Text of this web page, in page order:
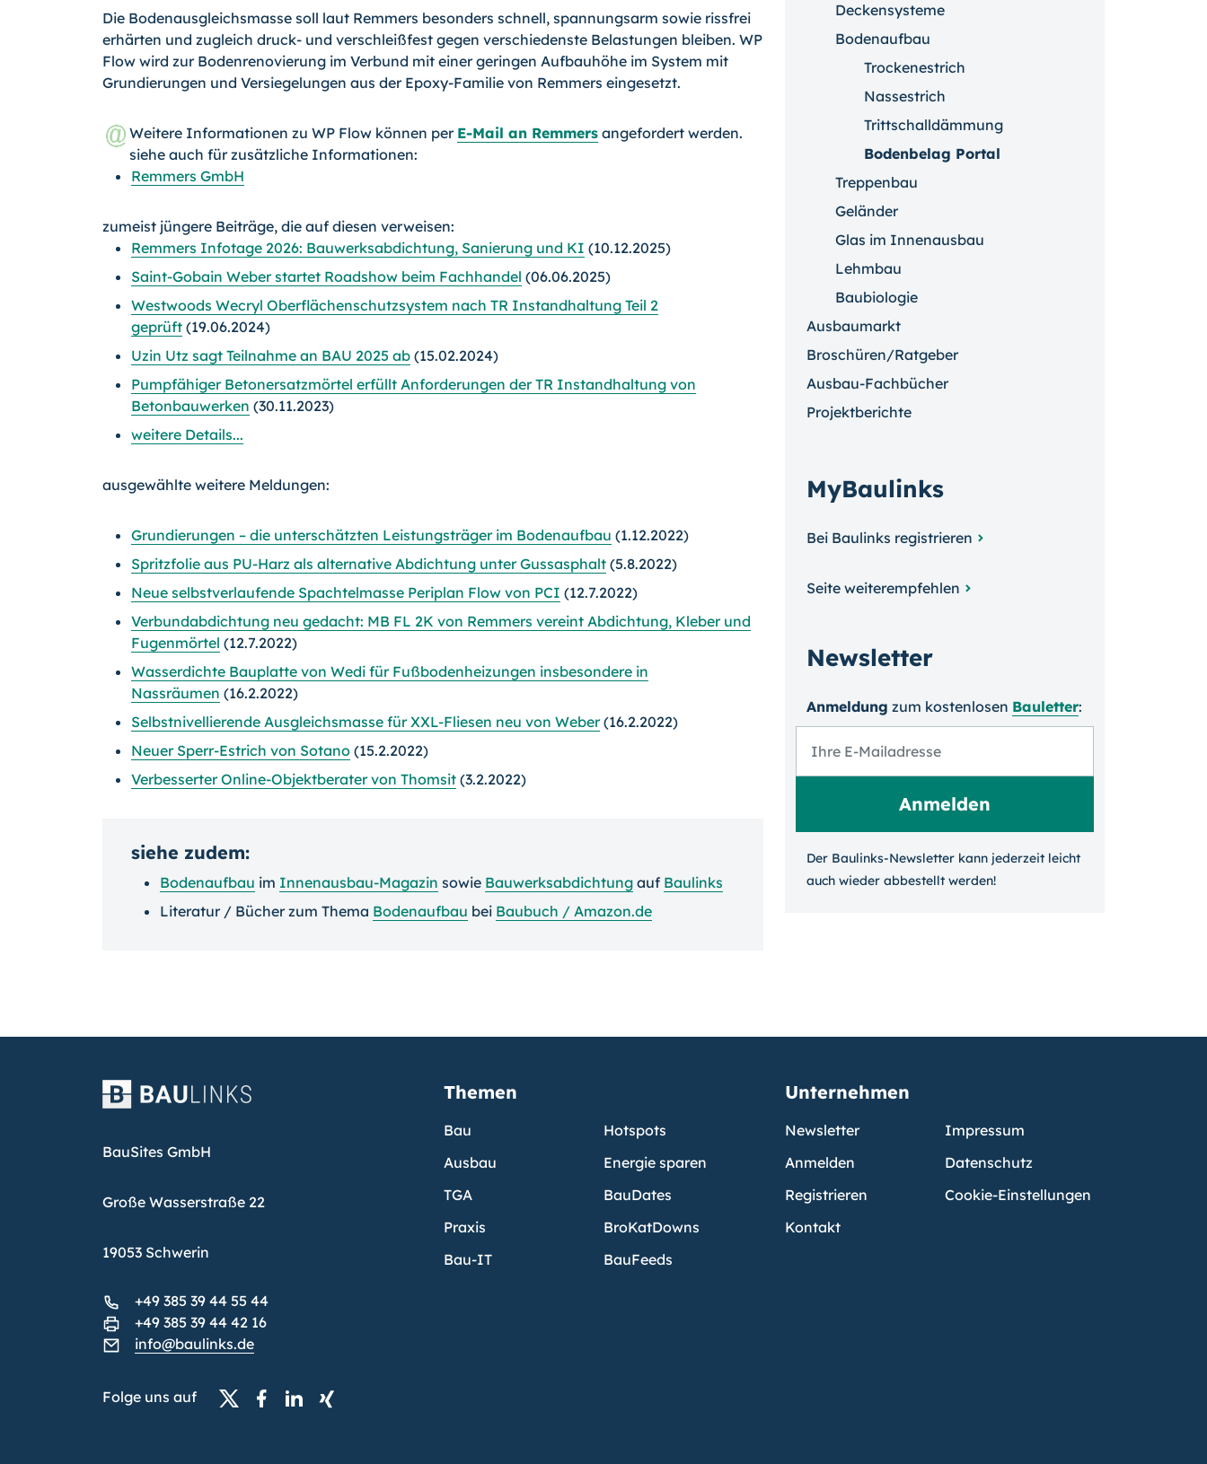
Die Bodenausgleichsmasse soll laut Remmers besonders schnell, spannungsarm sowie rissfrei
erhärten und zugleich druck- und verschleißfest gegen verschiedenste Belastungen bleiben. WP
Flow wird zur Bodenrenovierung im Verbund mit einer geringen Aufbauhöhe im System mit
Grundierungen und Versiegelungen aus der Epoxy-Familie von Remmers eingesetzt.
Weitere Informationen zu WP Flow können per E-Mail an Remmers angefordert werden.
siehe auch für zusätzliche Informationen:
Remmers GmbH
zumeist jüngere Beiträge, die auf diesen verweisen:
Remmers Infotage 2026: Bauwerksabdichtung, Sanierung und KI (10.12.2025)
Saint-Gobain Weber startet Roadshow beim Fachhandel (06.06.2025)
Westwoods Wecryl Oberflächenschutzsystem nach TR Instandhaltung Teil 2
geprüft (19.06.2024)
Uzin Utz sagt Teilnahme an BAU 2025 ab (15.02.2024)
Pumpfähiger Betonersatzmörtel erfüllt Anforderungen der TR Instandhaltung von
Betonbauwerken (30.11.2023)
weitere Details...
ausgewählte weitere Meldungen:
Grundierungen – die unterschätzten Leistungsträger im Bodenaufbau (1.12.2022)
Spritzfolie aus PU-Harz als alternative Abdichtung unter Gussasphalt (5.8.2022)
Neue selbstverlaufende Spachtelmasse Periplan Flow von PCI (12.7.2022)
Verbundabdichtung neu gedacht: MB FL 2K von Remmers vereint Abdichtung, Kleber und
Fugenmörtel (12.7.2022)
Wasserdichte Bauplatte von Wedi für Fußbodenheizungen insbesondere in
Nassräumen (16.2.2022)
Selbstnivellierende Ausgleichsmasse für XXL-Fliesen neu von Weber(16.2.2022)
Neuer Sperr-Estrich von Sotano (15.2.2022)
Verbesserter Online-Objektberater von Thomsit (3.2.2022)
siehe zudem:
Bodenaufbau im Innenausbau-Magazin sowie Bauwerksabdichtung auf Baulinks
Literatur / Bücher zum Thema Bodenaufbau bei Baubuch / Amazon.de
Deckensysteme
Bodenaufbau
Trockenestrich
Nassestrich
Trittschalldämmung
Bodenbelag Portal
Treppenbau
Geländer
Glas im Innenausbau
Lehmbau
Baubiologie
Ausbaumarkt
Broschüren/Ratgeber
Ausbau-Fachbücher
Projektberichte
MyBaulinks
Bei Baulinks registrieren
Seite weiterempfehlen
Newsletter
Anmeldung zum kosten­losen Bauletter:
Der Baulinks-Newsletter kann jeder­zeit leicht
auch wieder ab­bestellt werden!
BauSites GmbH
Große Wasserstraße 22
19053 Schwerin
+49 385 39 44 55 44
+49 385 39 44 42 16
info@baulinks.de
Folge uns auf
Themen
Bau
Ausbau
TGA
Praxis
Bau-IT
Hotspots
Energie sparen
BauDates
BroKatDowns
BauFeeds
Unternehmen
Newsletter
Anmelden
Registrieren
Kontakt
Impressum
Datenschutz
Cookie-Einstellungen